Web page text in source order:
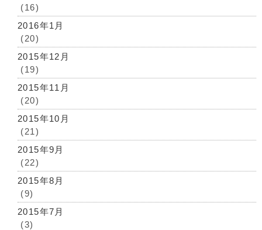
(16)
2016年1月
(20)
2015年12月
(19)
2015年11月
(20)
2015年10月
(21)
2015年9月
(22)
2015年8月
(9)
2015年7月
(3)